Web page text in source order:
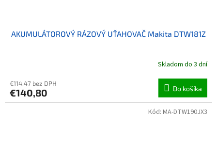
AKUMULÁTOROVÝ RÁZOVÝ UŤAHOVAČ Makita DTW181Z
Skladom do 3 dní
€114,47 bez DPH
€140,80 Do košíka
Kód: MA-DTW190JX3